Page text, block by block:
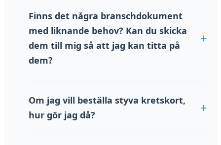
styrelseinstruktioner, det kommer att finnas
professionella tekniker för att följa upp, för att
säkerställa att "hög kvalitet" samtidigt, men
också för att uppnå "snabb leverans".
Finns det några branschdokument
med liknande behov? Kan du skicka
dem till mig så att jag kan titta på
dem?
med våra kunder om att vi inte får avslöja
kundens design för att maximera kundens nytta.
Om jag vill beställa styva kretskort,
hur gör jag då?